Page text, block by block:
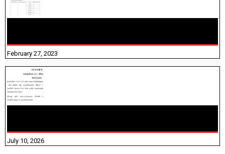
February 27, 2023
July 10, 2026